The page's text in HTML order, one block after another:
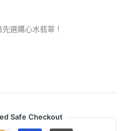
選購心水翡翠！
Safe Checkout